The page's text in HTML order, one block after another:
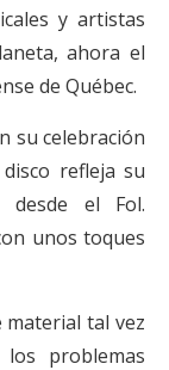
y artistas
ahora el
de Québec.
su celebración
refleja su
desde el Fol.
unos toques
tal vez
problemas